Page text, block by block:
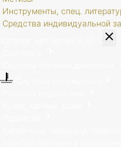
Инструменты, спец.
Средства индивидуальной